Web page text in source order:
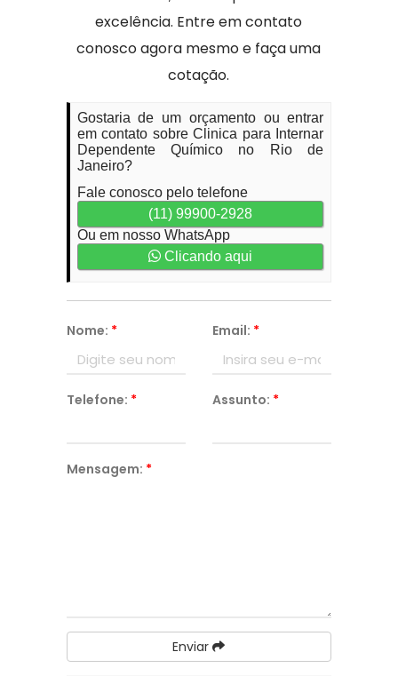
excelência. Entre em contato
conosco agora mesmo e faça uma
cotação.
Gostaria de um orçamento ou entrar
em contato sobre Clinica para Internar
Dependente Químico no Rio de
Janeiro?
Fale conosco pelo telefone
(11) 99900-2928
Ou em nosso WhatsApp
Clicando aqui
Nome: * Email: *
Telefone: * Assunto: *
Mensagem: *
Enviar